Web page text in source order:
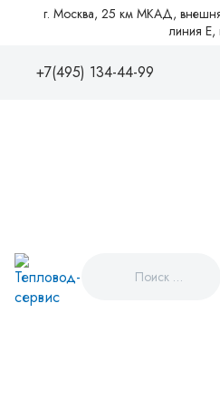
г. Москва, 25 км МКАД,
линия Е,
+7(495) 134-44-99
сторона, ТК